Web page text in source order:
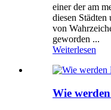
einer der am
diesen Städten
von
geworden ...
Weiterlesen
Wie